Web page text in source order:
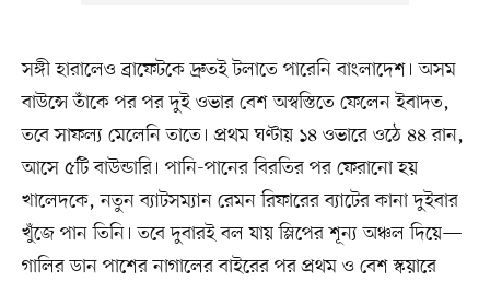
সঙ্গী হারালেও ব্রাফেটকে দ্রুতই টলাতে পারেনি বাংলাদেশ। অসম
বাউন্সে তাঁকে পর পর দুই ওভার বেশ অস্বস্তিতে ফেলেন ইবাদত,
তবে সাফল্য মেলেনি তাতে। প্রথম ঘণ্টায় ১৪ ওভারে ওঠে ৪৪ রান,
আসে ৫টি বাউন্ডারি। পানি-পানের বিরতির পর ফেরানো হয়
খালেদকে, নতুন ব্যাটসম্যান রেমন রিফারের ব্যাটের কানা দুইবার
খুঁজে পান তিনি। তবে দুবারই বল যায় স্লিপের শূন্য অঞ্চল দিয়ে—
গালির ডান পাশের নাগালের বাইরের পর প্রথম ও বেশ স্কয়ারে